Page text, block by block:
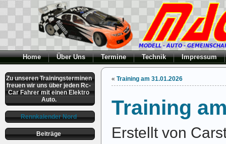
Home Über Uns Termine Technik Impressum
Zu unseren Trainingsterminen
freuen wir uns über jeden Rc-
Car Fahrer mit einen Elektro
Auto.
Rennkalender Nord
Beiträge
« Training am 31.01.2026
Training
Erstellt von